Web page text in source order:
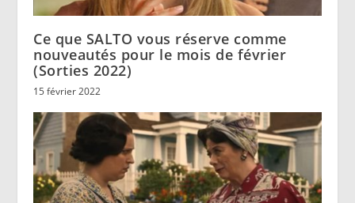
Ce que SALTO vous réserve comme
nouveautés pour le mois de février
(Sorties 2022)
15 février 2022